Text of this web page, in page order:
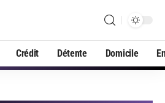
Crédit Détente Domicile